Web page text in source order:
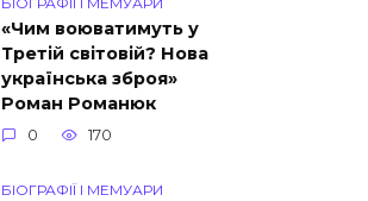
«Чим воюватимуть у
Третій світовій? Нова
українська зброя»
Роман Романюк
0 170
БІОГРАФІЇ І МЕМУАРИ